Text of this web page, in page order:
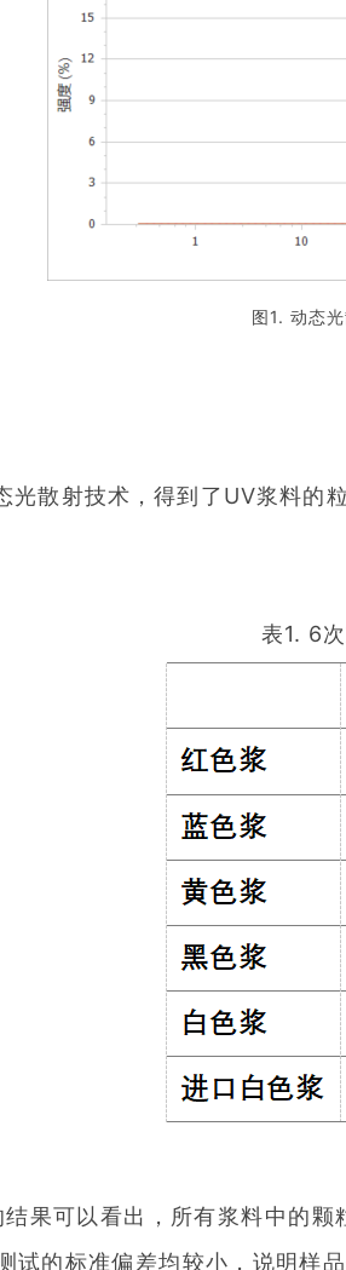
图1. 动态
散射技术，得到了UV浆料的粒
表1. 6
可以看出，所有浆料中的颗
试的标准偏差均较小，说明样